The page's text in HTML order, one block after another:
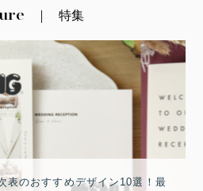
特集
表のおすすめデザイン10選！最